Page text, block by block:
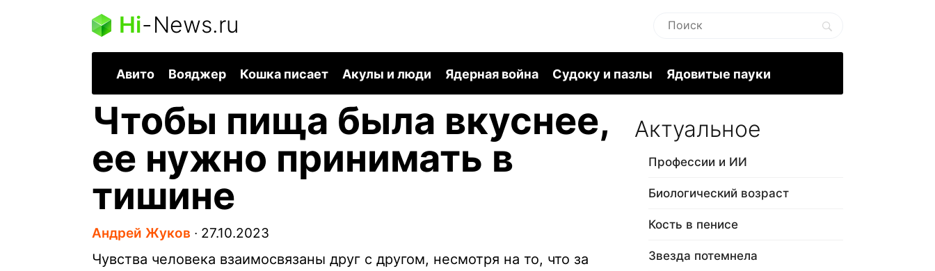
Hi-News.ru
Авито Вояджер Кошка писает Акулы и люди Ядерная война Судоку и пазлы Ядовитые пауки
Чтобы пища была вкуснее,
ее нужно принимать в
тишине
Андрей Жуков ∙ 27.10.2023
Чувства человека взаимосвязаны друг с другом, несмотря на то, что за
Актуальное
Профессии и ИИ
Биологический возраст
Кость в пенисе
Звезда потемнела